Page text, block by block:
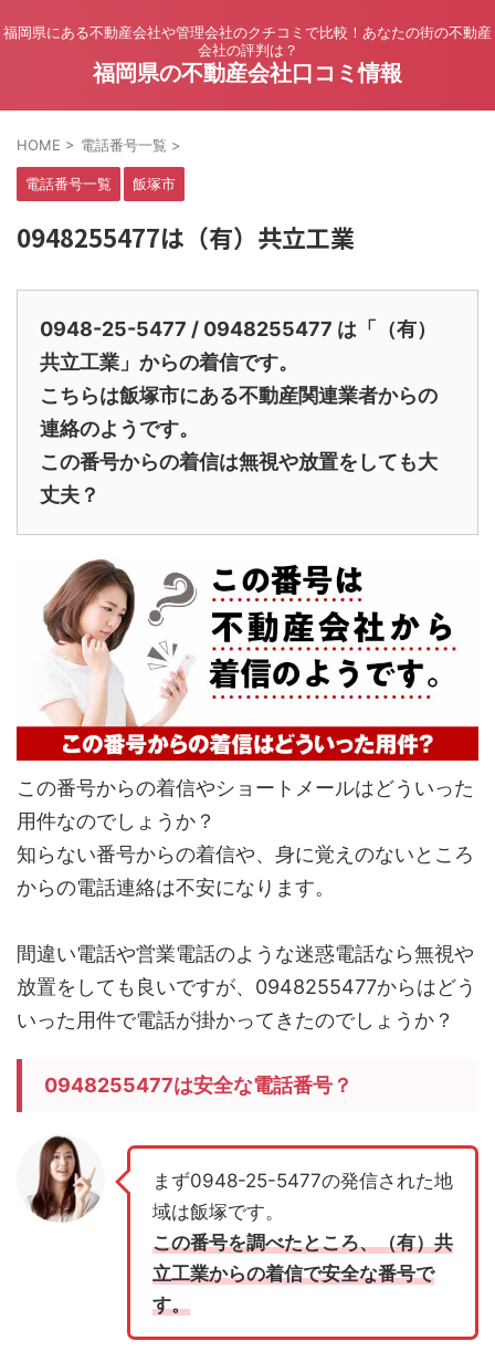
福岡県にある不動産会社や管理会社のクチコミで比較！あなたの街の不動産
会社の評判は？
福岡県の不動産会社口コミ情報
HOME > 電話番号一覧 >
電話番号一覧 飯塚市
0948255477は（有）共立工業
0948-25-5477 / 0948255477 は「（有）
共立工業」からの着信です。
こちらは飯塚市にある不動産関連業者からの
連絡のようです。
この番号からの着信は無視や放置をしても大
丈夫？
この番号からの着信やショートメールはどういった
用件なのでしょうか？
知らない番号からの着信や、身に覚えのないところ
からの電話連絡は不安になります。
間違い電話や営業電話のような迷惑電話なら無視や
放置をしても良いですが、0948255477からはどう
いった用件で電話が掛かってきたのでしょうか？
0948255477は安全な電話番号？
まず0948-25-5477の発信された地
域は飯塚です。
この番号を調べたところ、（有）共
立工業からの着信で安全な番号で
す。